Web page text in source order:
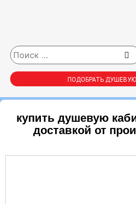
ПОДОБРАТЬ
купить душевую
доставкой от